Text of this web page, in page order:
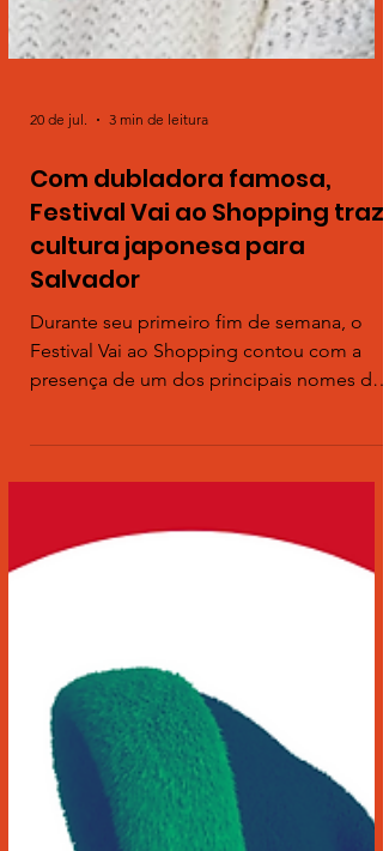
20 de jul. 3 min de leitura
Com dubladora famosa,
Festival Vai ao Shopping traz
cultura japonesa para
Salvador
Durante seu primeiro fim de semana, o
presença de um dos principais nomes do
debate sobre os segredos de sua
profissão. Responsável pelas vozes de
XVIII Festival de Cultura Japonesa, que
acontece entre os dias 4 a 7 de setembro,
no Parque de E